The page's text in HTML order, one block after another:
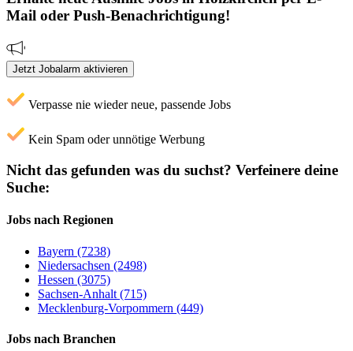
Mail oder Push-Benachrichtigung!
Jetzt Jobalarm aktivieren
Verpasse nie wieder neue, passende Jobs
Kein Spam oder unnötige Werbung
Nicht das gefunden was du suchst? Verfeinere deine
Suche:
Jobs nach Regionen
Bayern (7238)
Niedersachsen (2498)
Hessen (3075)
Sachsen-Anhalt (715)
Mecklenburg-Vorpommern (449)
Jobs nach Branchen